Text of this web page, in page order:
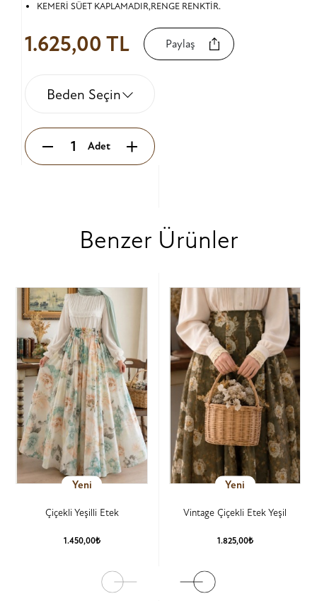
KEMERİ SÜET KAPLAMADIR,RENGE RENKTİR.
1.625,00 TL Paylaş
Beden Seçin
Adet
Benzer Ürünler
Yeni
Çiçekli Yeşilli Etek
1.450,00₺
Yeni
Vintage Çiçekli Etek Yeşil
1.825,00₺